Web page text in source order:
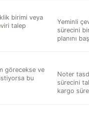
birimi veya
talep
Yeminli
sürecini
planını
görecekse ve
bu
Noter
sürecini
kargo